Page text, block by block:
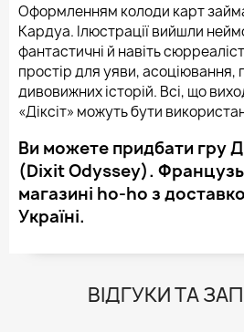
Оформленням колоди карт
Кардуа. Ілюстрації вийшли
фантастичні й навіть
простір для уяви,
дивовижних історій. Всі, що
«Діксіт» можуть бути
Ви можете придбати гру
(Dixit Odyssey).
магазині ho-ho з
Україні.
ВІДГУКИ ТА